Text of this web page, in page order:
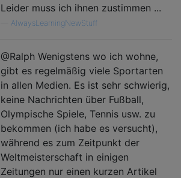
Leider muss ich ihnen zustimmen ...
AlwaysLearningNewStuff
@Ralph Wenigstens wo ich wohne,
gibt es regelmäßig viele Sportarten
in allen Medien. Es ist sehr schwierig,
keine Nachrichten über Fußball,
Olympische Spiele, Tennis usw. zu
bekommen (ich habe es versucht),
während es zum Zeitpunkt der
Weltmeisterschaft in einigen
Zeitungen nur einen kurzen Artikel